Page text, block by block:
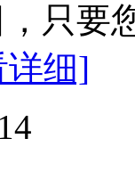
只要
详细]